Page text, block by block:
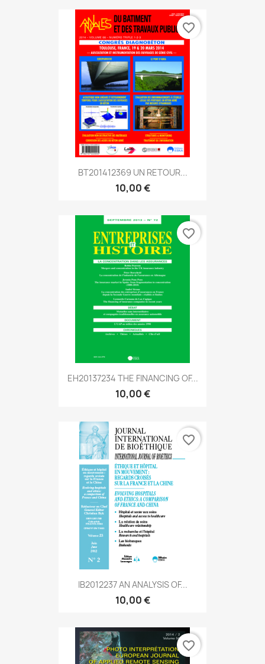
BT201412369 UN RETOUR...
10,00 €
favorite_border
EH20137234 THE FINANCING OF...
10,00 €
favorite_border
IB2012237 AN ANALYSIS OF...
10,00 €
favorite_border
favorite_border